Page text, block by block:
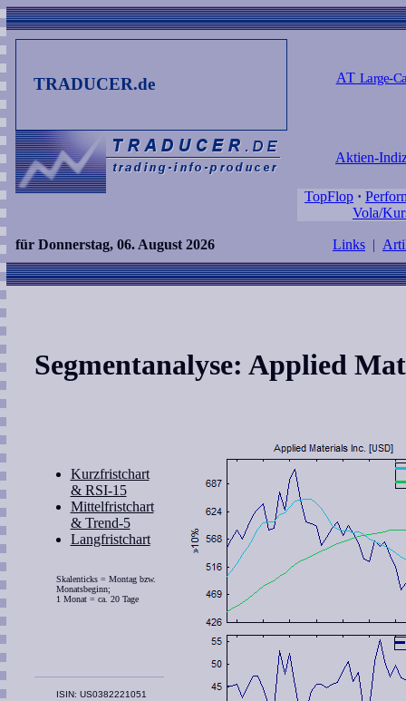
TRADUCER.de AT Large-
Aktien-
TopFlop ·
Vola/
für Donnerstag, 06. August 2026 Links |
Segmentanalyse: Applied
Kurzfristchart
& RSI-15
Mittelfristchart
& Trend-5
Langfristchart
Skalenticks = Montag bzw.
Monatsbeginn;
1 Monat = ca. 20 Tage
ISIN: US0382221051